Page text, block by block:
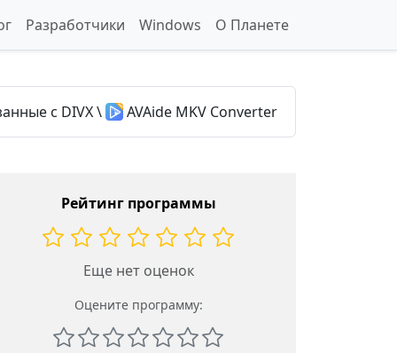
Разработчики Windows О Планете
с DIVX\ AVAide MKV Converter
Рейтинг программы
Еще нет оценок
Оцените программу: